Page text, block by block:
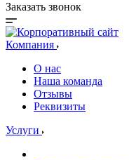
Заказать звонок
Компания
О нас
Наша команда
Отзывы
Реквизиты
Услуги